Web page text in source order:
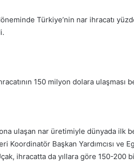
Türkiye’nin nar ihracatı
150 milyon dolara ulaşması
ulaşan nar üretimiyle dünyada ilk
Koordinatör Başkan Yardımcısı ve
ihracatta da yıllara göre 150-200